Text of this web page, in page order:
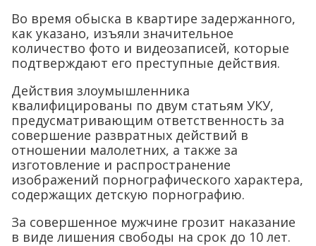
Во время обыска в квартире задержанного,
как указано, изъяли значительное
количество фото и видеозаписей, которые
подтверждают его преступные действия.
Действия злоумышленника
квалифицированы по двум статьям УКУ,
предусматривающим ответственность за
совершение развратных действий в
отношении малолетних, а также за
изготовление и распространение
изображений порнографического характера,
содержащих детскую порнографию.
За совершенное мужчине грозит наказание
в виде лишения свободы на срок до 10 лет.